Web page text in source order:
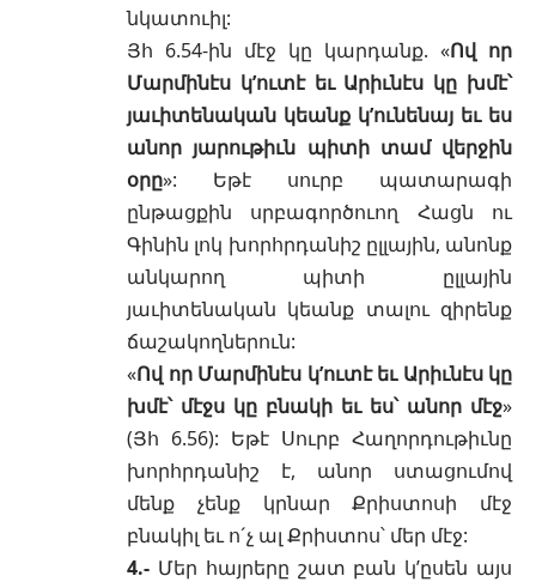
նկատուիլ:
Յհ 6.54-ին մէջ կը կարդանք. «Ով որ
Մարմինէս կ’ուտէ եւ Արիւնէս կը խմէ՝
յաւիտենական կեանք կ’ունենայ եւ ես
անոր յարութիւն պիտի տամ վերջին
օրը»: Եթէ սուրբ պատարագի
ընթացքին սրբագործուող Հացն ու
Գինին լոկ խորհրդանիշ ըլլային, անոնք
անկարող պիտի ըլլային
յաւիտենական կեանք տալու զիրենք
ճաշակողներուն:
«Ով որ Մարմինէս կ’ուտէ եւ Արիւնէս կը
խմէ՝ մէջս կը բնակի եւ ես՝ անոր մէջ»
(Յհ 6.56): Եթէ Սուրբ Հաղորդութիւնը
խորհրդանիշ է, անոր ստացումով
մենք չենք կրնար Քրիստոսի մէջ
բնակիլ եւ ո´չ ալ Քրիստոս՝ մեր մէջ:
4.- Մեր հայրերը շատ բան կ’ըսեն այս